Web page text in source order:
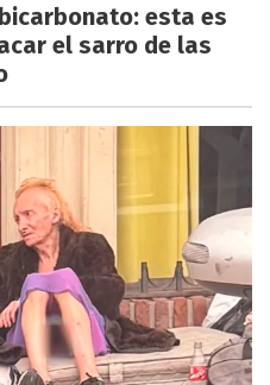
esta es
el sarro de las